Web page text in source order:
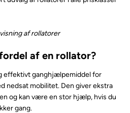
af rollatorer
af en rollator?
effektivt ganghjælpemiddel for
nedsat mobilitet. Den giver ekstra
og kan være en stor hjælp, hvis du
gang.